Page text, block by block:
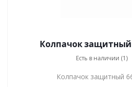
Колпачок
Есть в наличии (1)
Колпачок защитный